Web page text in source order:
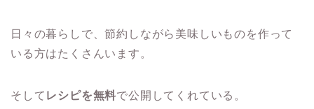
日々の暮らしで、節約しながら美味しいものを作って
いる方はたくさんいます。
そして レシピを無料で公開してくれている。